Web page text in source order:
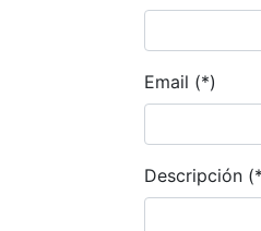
Email (*)
Descripción